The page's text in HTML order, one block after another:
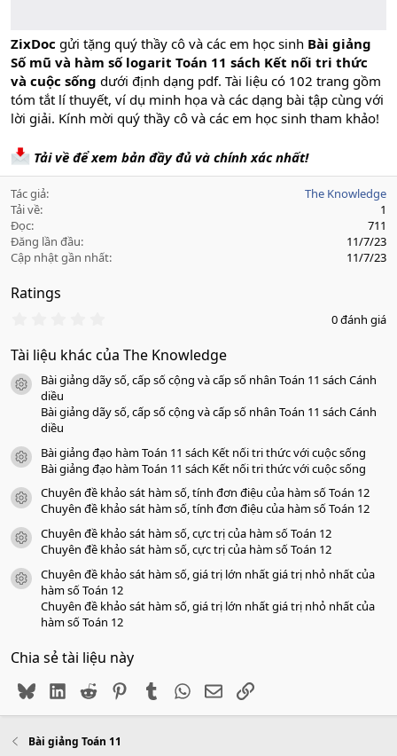
ZixDoc gửi tặng quý thầy cô và các em học sinh Bài giảng
Số mũ và hàm số logarit Toán 11 sách Kết nối tri thức
và cuộc sống dưới định dạng pdf. Tài liệu có 102 trang gồm
tóm tắt lí thuyết, ví dụ minh họa và các dạng bài tập cùng với
lời giải. Kính mời quý thầy cô và các em học sinh tham khảo!
Tải về để xem bản đầy đủ và chính xác nhất!
Tác giả
The Knowledge
Tải về
1
Đọc
711
Đăng lần đầu
11/7/23
Cập nhật gần nhất
11/7/23
Ratings
0
0
a
0 đánh giá
Tài liệu khác của The Knowledge
icon tài liệu
Bài giảng dãy số, cấp số cộng và cấp số nhân Toán 11 sách Cánh
diều
Bài giảng dãy số, cấp số cộng và cấp số nhân Toán 11 sách Cánh
diều
icon tài liệu
Bài giảng đạo hàm Toán 11 sách Kết nối tri thức với cuộc sống
Bài giảng đạo hàm Toán 11 sách Kết nối tri thức với cuộc sống
icon tài liệu
Chuyên đề khảo sát hàm số, tính đơn điệu của hàm số Toán 12
Chuyên đề khảo sát hàm số, tính đơn điệu của hàm số Toán 12
icon tài liệu
Chuyên đề khảo sát hàm số, cực trị của hàm số Toán 12
Chuyên đề khảo sát hàm số, cực trị của hàm số Toán 12
icon tài liệu
Chuyên đề khảo sát hàm số, giá trị lớn nhất giá trị nhỏ nhất của
hàm số Toán 12
Chuyên đề khảo sát hàm số, giá trị lớn nhất giá trị nhỏ nhất của
hàm số Toán 12
Chia sẻ tài liệu này
BlueskyLinkedIn
Reddit PinterestTumblr WhatsApp
EmailLink
Bài giảng Toán 11